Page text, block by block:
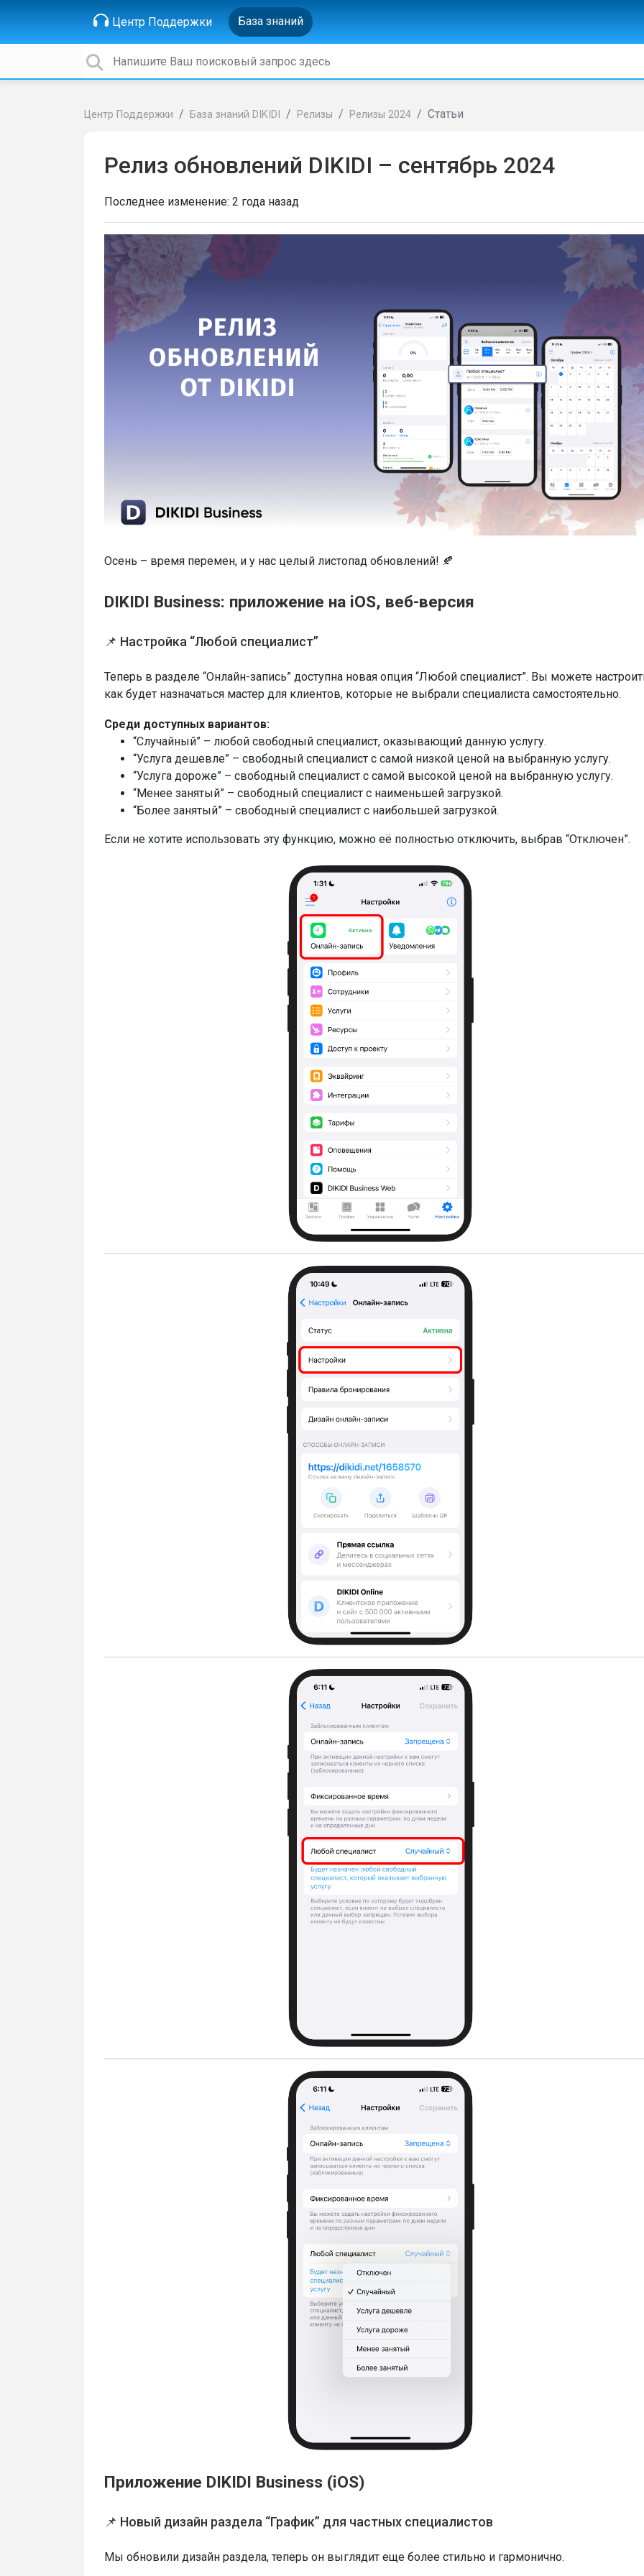
Центр Поддержки База знаний
Центр Поддержки База знаний DIKIDI Релизы Релизы 2024 Статьи
Релиз обновлений DIKIDI – сентябрь 2024
Последнее изменение: 2 года назад
Осень – время перемен, и у нас целый листопад обновлений! 🍂
DIKIDI Business: приложение на iOS, веб-версия
📌 Настройка “Любой специалист”
Теперь в разделе “Онлайн-запись” доступна новая опция “Любой специалист”. Вы можете
как будет назначаться мастер для клиентов, которые не выбрали специалиста самостоятельно.
Среди доступных вариантов:
“Случайный” – любой свободный специалист, оказывающий данную услугу.
“Услуга дешевле” – свободный специалист с самой низкой ценой на выбранную услугу.
“Услуга дороже” – свободный специалист с самой высокой ценой на выбранную услугу.
“Менее занятый” – свободный специалист с наименьшей загрузкой.
“Более занятый” – свободный специалист с наибольшей загрузкой.
Если не хотите использовать эту функцию, можно её полностью отключить, выбрав “Отключен”.
Приложение DIKIDI Business (iOS)
📌 Новый дизайн раздела “График” для частных специалистов
Мы обновили дизайн раздела, теперь он выглядит еще более стильно и гармонично.